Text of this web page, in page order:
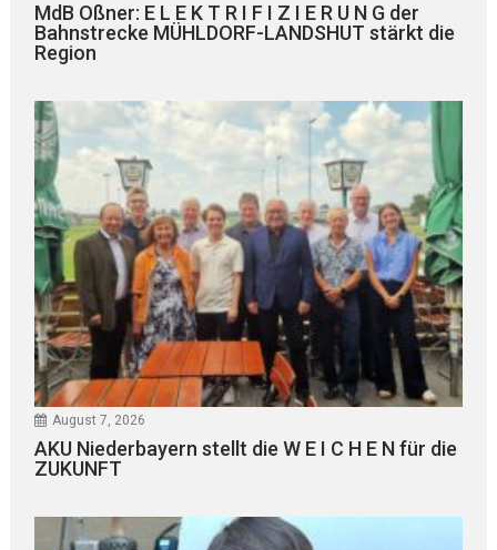
MdB Oßner: E L E K T R I F I Z I E R U N G der
Bahnstrecke MÜHLDORF-LANDSHUT stärkt die
Region
August 7, 2026
AKU Niederbayern stellt die W E I C H E N für die
ZUKUNFT